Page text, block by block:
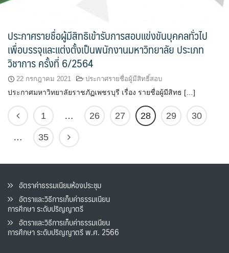
ประกาศรายชื่อผู้มีสิทธิเข้ารับการสอบแข่งขันบุคคลทั่วไป
เพื่อบรรจุและแต่งตั้งเป็นพนักงานมหาวิทยาลัย ประเภท
วิชาการ ครั้งที่ 6/2564
22 กรกฎาคม 2021 ประกาศรายชื่อผู้มีสิทธิ์สอบ
ประกาศมหาวิทยาลัยราชภัฏเพชรบุรี เรื่อง รายชื่อผู้มีสิทธ […]
1 … 26 27 28 29 30
… 35
อัตราค่าธรรมเนียมห้องประชุม
อัตราและวิธีการเก็บค่าธรรมเนียน
การศึกษา ระดับปริญญาตรี
อัตราและวิธีการเก็บค่าธรรมเนียน
การศึกษา ระดับปริญญาตรี พ.ศ. 2566